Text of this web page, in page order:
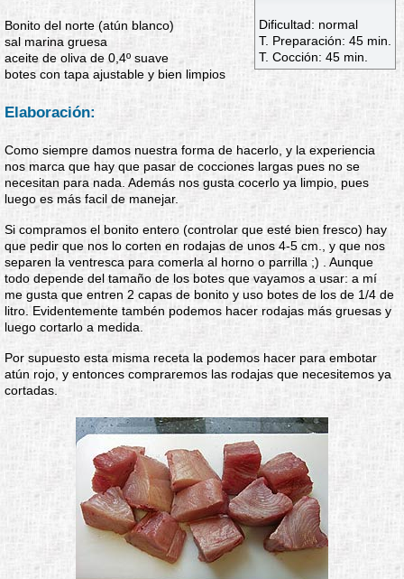
Dificultad: normal
T. Preparación: 45 min.
T. Cocción: 45 min.
Bonito del norte (atún blanco)
sal marina gruesa
aceite de oliva de 0,4º suave
botes con tapa ajustable y bien limpios
Elaboración:
Como siempre damos nuestra forma de hacerlo, y la experiencia
nos marca que hay que pasar de cocciones largas pues no se
necesitan para nada. Además nos gusta cocerlo ya limpio, pues
luego es más facil de manejar.
Si compramos el bonito entero (controlar que esté bien fresco) hay
que pedir que nos lo corten en rodajas de unos 4-5 cm., y que nos
separen la ventresca para comerla al horno o parrilla ;) . Aunque
todo depende del tamaño de los botes que vayamos a usar: a mí
me gusta que entren 2 capas de bonito y uso botes de los de 1/4 de
litro. Evidentemente tambén podemos hacer rodajas más gruesas y
luego cortarlo a medida.
Por supuesto esta misma receta la podemos hacer para embotar
atún rojo, y entonces compraremos las rodajas que necesitemos ya
cortadas.